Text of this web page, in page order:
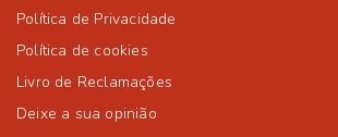
Política de Privacidade
Política de cookies
Livro de Reclamações
Deixe a sua opinião